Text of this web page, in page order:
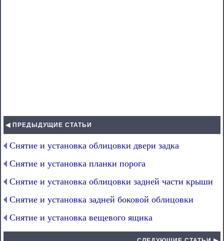
◀ ПРЕДЫДУЩИЕ СТАТЬИ
Снятие и установка облицовки двери задка
Снятие и установка планки порога
Снятие и установка облицовки задней части крыши
Снятие и установка задней боковой облицовки
Снятие и установка вещевого ящика